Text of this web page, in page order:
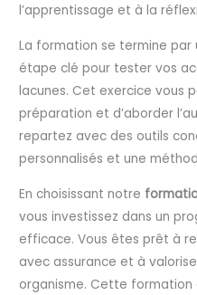
l’apprentissage et à la
La formation se termine par
étape clé pour tester vos
lacunes. Cet exercice vous
préparation et d’aborder
repartez avec des outils
personnalisés et une
En choisissant notre
vous investissez dans un
efficace. Vous êtes prêt à
avec assurance et à
organisme. Cette formation